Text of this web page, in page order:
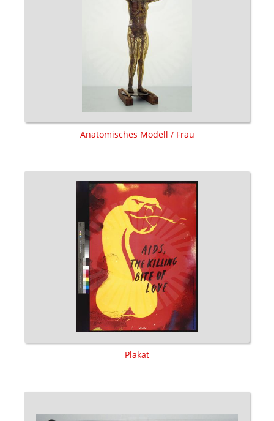
Anatomisches Modell / Frau
Plakat